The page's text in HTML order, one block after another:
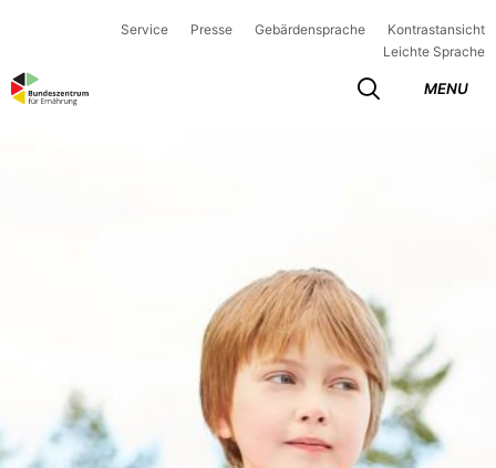
Service Presse Gebärdensprache
Kontrastansicht
Leichte Sprache
MENU